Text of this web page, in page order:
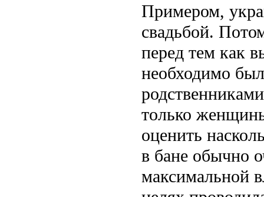
Примером,
свадьбой.
перед тем как
необходимо
только
оценить
в бане обычно
максимальной